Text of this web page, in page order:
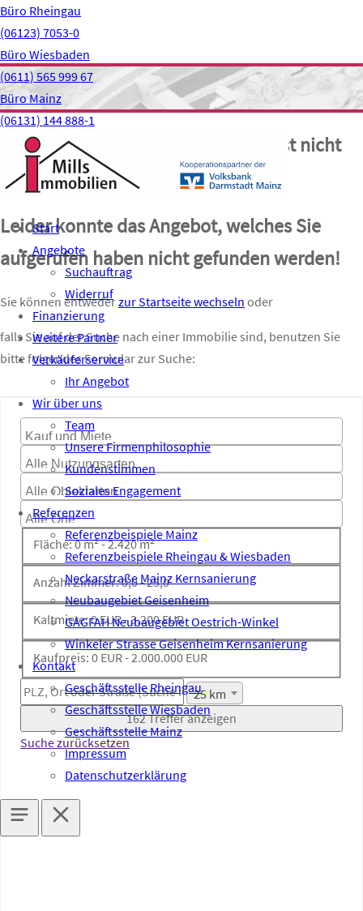
Skip
to
content
Büro Rheingau
(06123) 7053-0
Büro Wiesbaden
(0611) 565 999 67
Büro Mainz
(06131) 144 888-1
Start
Angebote
Suchauftrag
Widerruf
Finanzierung
Weitere Partner
Verkäuferservice
Ihr Angebot
Wir über uns
Team
Unsere Firmenphilosophie
Kundenstimmen
Soziales Engagement
Referenzen
Referenzbeispiele Mainz
Referenzbeispiele Rheingau & Wiesbaden
Neckarstraße Mainz Kernsanierung
Neubaugebiet Geisenheim
GAGFAH Neubaugebiet Oestrich-Winkel
Winkeler Strasse Geisenheim Kernsanierung
Kontakt
Geschäftsstelle Rheingau
Geschäftsstelle Wiesbaden
Geschäftsstelle Mainz
Impressum
Datenschutzerklärung
404 – Es tut uns leid! Das Angebot ist nicht
mehr verfügbar
Leider konnte das Angebot, welches Sie
aufgerufen haben nicht gefunden werden!
Sie können entwederzur Startseite wechseln oder
falls Sie auf der Suche nach einer Immobilie sind, benutzen Sie
bitte folgendes Formular zur Suche:
Fläche:0 m²-2.420 m²
Anzahl Zimmer:0,0-25,0
Kaltmiete: 0 EUR-3.200 EUR
Kaufpreis: 0 EUR-2.000.000 EUR
25 km
162 Treffer anzeigen
Suche zurücksetzen